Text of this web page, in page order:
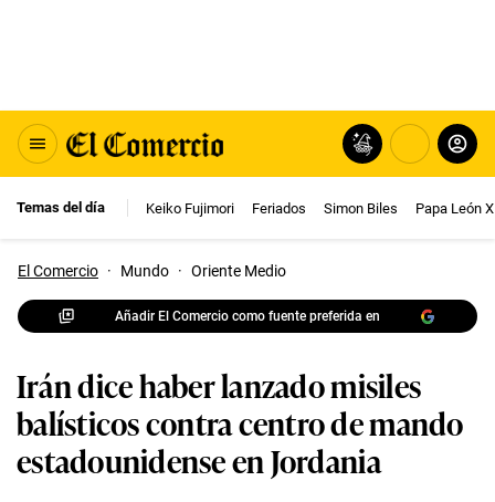
Temas del día Keiko Fujimori Feriados Simon Biles Papa León
El Comercio · Mundo · Oriente Medio
Añadir El Comercio como fuente preferida en
Irán dice haber lanzado misiles
balísticos contra centro de mando
estadounidense en Jordania